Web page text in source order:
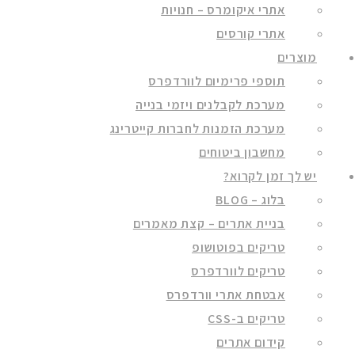
אתרי איקומרס – חנויות
אתרי קורסים
מוצרים
תוספי פרימיום לוורדפרס
מערכת לקבלנים ויזמי בנייה
מערכת הזמנות לחברות קייטרינג
מחשבון ביטוחים
יש לך זמן לקרוא?
בלוג – BLOG
בניית אתרים – קצת מאמרים
טריקים בפוטושופ
טריקים לוורדפרס
אבטחת אתרי וורדפרס
טריקים ב-CSS
קידום אתרים